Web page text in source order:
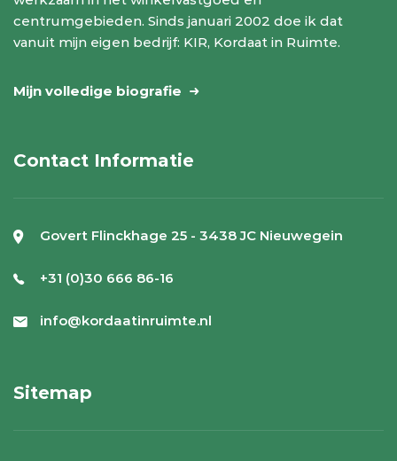
centrumgebieden. Sinds januari 2002 doe ik dat
vanuit mijn eigen bedrijf: KIR, Kordaat in Ruimte.
Mijn volledige biografie
Contact Informatie
Govert Flinckhage 25 - 3438 JC Nieuwegein
+31 (0)30 666 86-16
info@kordaatinruimte.nl
Sitemap